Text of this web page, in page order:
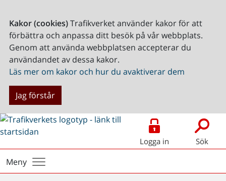
Kakor (cookies)Trafikverket använder kakor för att
förbättra och anpassa ditt besök på vår webbplats.
Genom att använda webbplatsen accepterar du
användandet av dessa kakor.
Läs mer om kakor och hur du avaktiverar dem
Jag förstår
Logga in Sök
Meny